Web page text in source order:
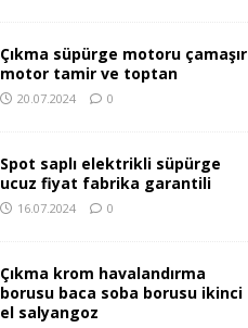
Çıkma süpürge motoru çamaşır
motor tamir ve toptan
20.07.2024 0
Spot saplı elektrikli süpürge
ucuz fiyat fabrika garantili
16.07.2024 0
Çıkma krom havalandırma
borusu baca soba borusu ikinci
el salyangoz